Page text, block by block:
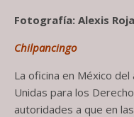
Fotografía: Alexis
Chilpancingo
La oficina en México
Unidas para los
autoridades a que en